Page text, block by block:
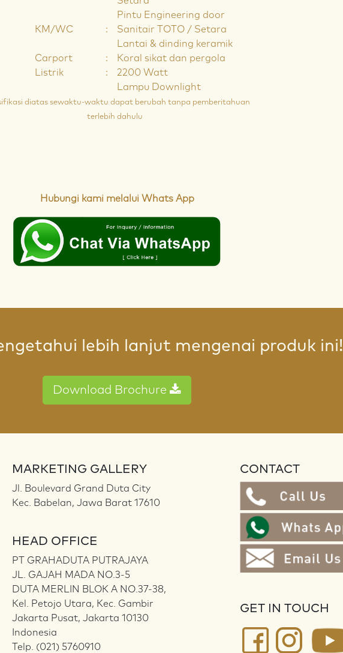
Pintu Engineering door
KM/WC
:
Sanitair TOTO / Setara
Lantai & dinding keramik
Carport
:
Koral sikat dan pergola
Listrik
:
2200 Watt
Lampu Downlight
diatas sewaktu-waktu dapat berubah tanpa pemberitahuan
terlebih dahulu
Hubungi kami melalui Whats App
lebih lanjut mengenai produk ini!
Download Brochure
MARKETING GALLERY
Jl. Boulevard Grand Duta City
Kec. Babelan, Jawa Barat 17610
HEAD OFFICE
PT GRAHADUTA PUTRAJAYA
JL. GAJAH MADA NO.3-5
DUTA MERLIN BLOK A NO.37-38,
Kel. Petojo Utara, Kec. Gambir
Jakarta Pusat, Jakarta 10130
Indonesia
Telp. (021) 5760910
CONTACT
GET IN TOUCH